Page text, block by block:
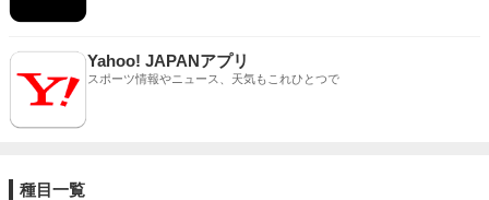
Yahoo! JAPANアプリ
スポーツ情報やニュース、天気もこれひとつで
種目一覧